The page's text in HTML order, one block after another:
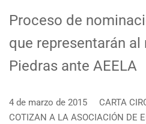
Proceso de
que representarán
Piedras ante AEELA
4 de marzo de 2015 CARTA
COTIZAN A LA ASOCIACIÓN DE